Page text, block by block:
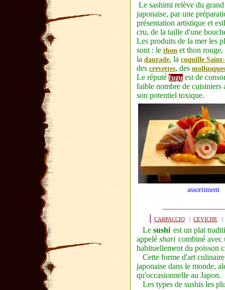
Le sashimi relève du grand
japonaise, par une
présentation artistique et
cru, de la taille d'une
Les produits de la mer les
sont : le thon et thon rouge,
la daurade, la coquille
des crevettes, des mollusques
Le réputé fugu est de
faible nombre de cuisiniers
son potentiel toxique.
assortiment
CARPACCIO | CEVICHE
Le sushi est un plat
appelé shari combiné avec
habituellement du poisson
Cette forme d'art culinaire
japonaise dans le monde,
qu'occasionnelle au Japon.
Les types de sushis les